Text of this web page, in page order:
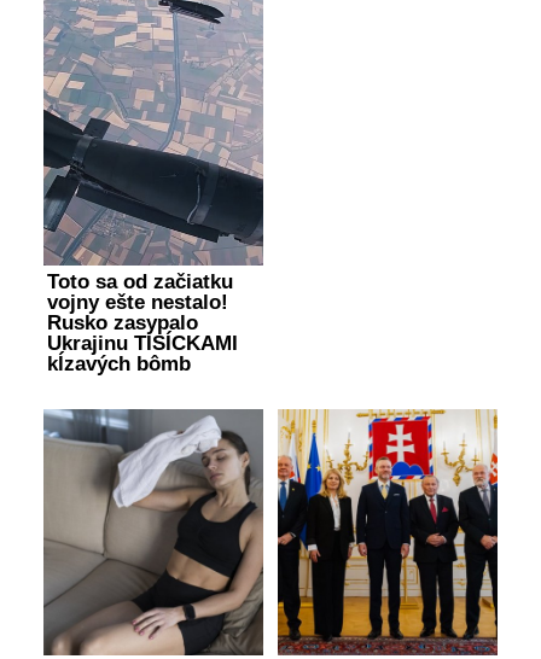
Toto sa od začiatku
vojny ešte nestalo!
Rusko zasypalo
Ukrajinu TISÍCKAMI
kĺzavých bômb